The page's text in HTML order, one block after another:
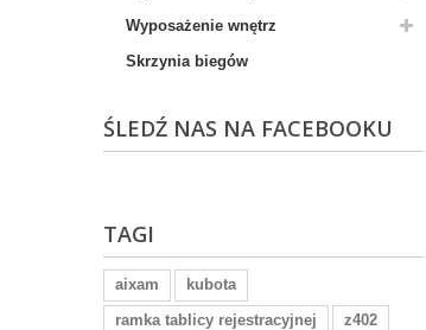
Wyposażenie wnętrz
Skrzynia biegów
ŚLEDŹ NAS NA FACEBOOKU
TAGI
aixam
kubota
ramka tablicy rejestracyjnej
z402